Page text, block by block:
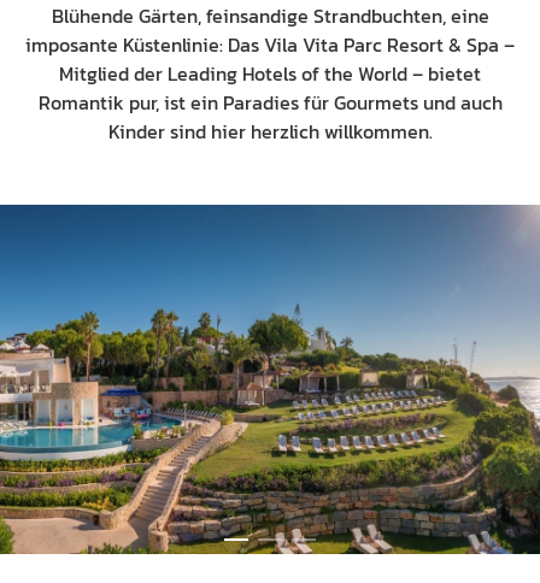
Blühende Gärten, feinsandige Strandbuchten, eine
imposante Küstenlinie: Das Vila Vita Parc Resort & Spa –
Mitglied der Leading Hotels of the World – bietet
Romantik pur, ist ein Paradies für Gourmets und auch
Kinder sind hier herzlich willkommen.